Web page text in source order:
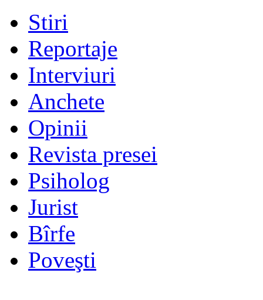
Stiri
Reportaje
Interviuri
Anchete
Opinii
Revista presei
Psiholog
Jurist
Bîrfe
Poveşti